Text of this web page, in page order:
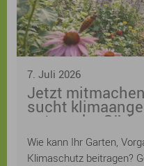
7. Juli 2026
Jetzt
sucht
naturnahe
Balkone!
möglich
Wie kann Ihr Garten,
Klimaschutz beitragen?